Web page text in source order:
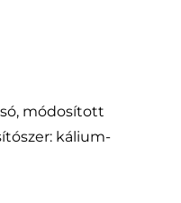
módosított
kálium-